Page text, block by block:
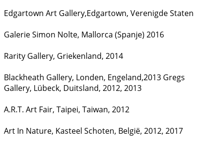
Edgartown Art Gallery,Edgartown, Verenigde Staten
Galerie Simon Nolte, Mallorca (Spanje) 2016
Rarity Gallery, Griekenland, 2014
Blackheath Gallery, Londen, Engeland,2013 Gregs
Gallery, Lübeck, Duitsland, 2012, 2013
A.R.T. Art Fair, Taipei, Taiwan, 2012
Art In Nature, Kasteel Schoten, België, 2012, 2017